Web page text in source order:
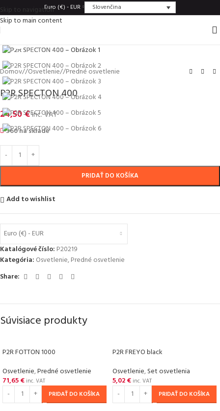
Skip to navigation
Skip to main content
Euro (€) - EUR Slovenčina
Domov/ Osvetlenie/ Predné osvetlenie
P2R SPECTON 400
24,50€inc. VAT
360 na sklade
PRIDAŤ DO KOŠÍKA
Add to wishlist
Euro (€) - EUR
Katalógové číslo: P20219
Kategória: Osvetlenie,Predné osvetlenie
Share:
Súvisiace produkty
P2R FOTTON 1000
Osvetlenie,Predné osvetlenie
71,65€ inc. VAT
PRIDAŤ DO KOŠÍKA
P2R FREYO black
Osvetlenie,Set osvetlenia
5,02€ inc. VAT
PRIDAŤ DO KOŠÍKA